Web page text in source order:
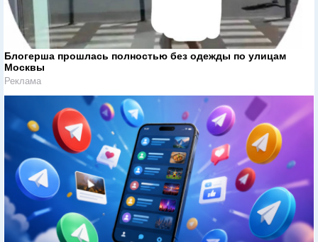
Блогерша прошлась полностью без одежды по улицам
Москвы
Реклама